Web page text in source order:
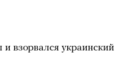
взорвался украинский